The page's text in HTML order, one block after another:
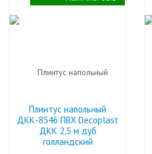
Плинтус напольный
ДКК-8546 ПВХ Decoplast
ДКК 2,5 м дуб
голландский